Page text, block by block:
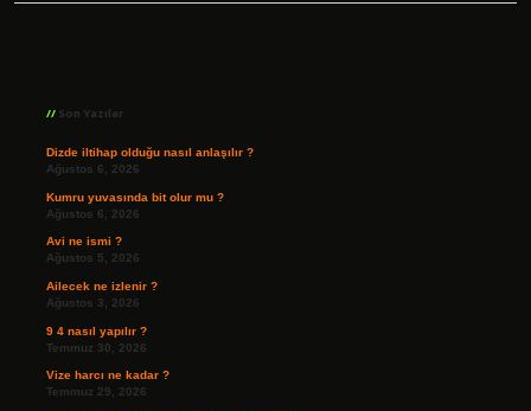
Son Yazılar
Dizde iltihap olduğu nasıl anlaşılır ?
Ağustos 6, 2026
Kumru yuvasında bit olur mu ?
Ağustos 6, 2026
Avi ne ismi ?
Ağustos 5, 2026
Ailecek ne izlenir ?
Ağustos 3, 2026
9 4 nasıl yapılır ?
Temmuz 30, 2026
Vize harcı ne kadar ?
Temmuz 29, 2026